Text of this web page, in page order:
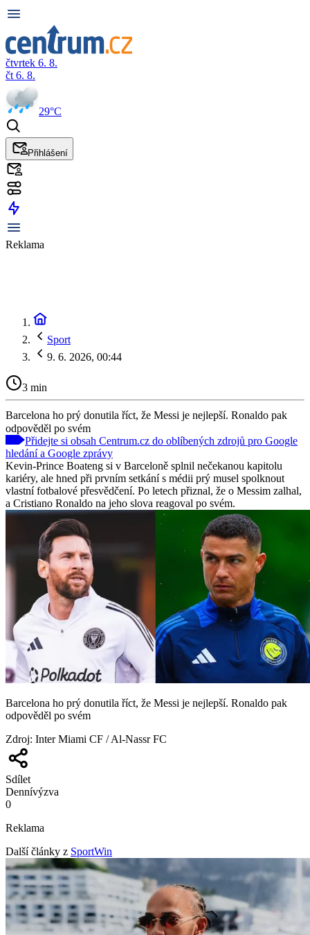
čtvrtek 6. 8.
čt 6. 8.
29°C
Přihlášení
Reklama
Sport
9. 6. 2026, 00:44
3 min
Barcelona ho prý donutila říct, že Messi je nejlepší. Ronaldo pak
odpověděl po svém
Přidejte si obsah Centrum.cz do oblíbených zdrojů pro Google
hledání a Google zprávy
Kevin-Prince Boateng si v Barceloně splnil nečekanou kapitolu
kariéry, ale hned při prvním setkání s médii prý musel spolknout
vlastní fotbalové přesvědčení. Po letech přiznal, že o Messim zalhal,
a Cristiano Ronaldo na jeho slova reagoval po svém.
Barcelona ho prý donutila říct, že Messi je nejlepší. Ronaldo pak
odpověděl po svém
Zdroj: Inter Miami CF / Al-Nassr FC
Sdílet
Dennívýzva
0
Reklama
Další články z SportWin